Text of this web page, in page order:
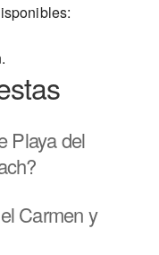
Playa del
Carmen y